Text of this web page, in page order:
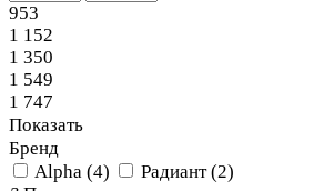
953
1 152
1 350
1 549
1 747
Показать
Бренд
Alpha (4) Радиант(2)